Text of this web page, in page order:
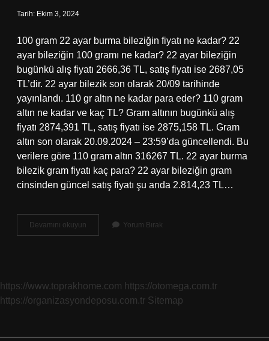
Tarih: Ekim 3, 2024
100 gram 22 ayar burma bileziğin fiyatı ne kadar? 22
ayar bileziğin 100 gramı ne kadar? 22 ayar bileziğin
bugünkü alış fiyatı 2666,36 TL, satış fiyatı ise 2687,05
TL’dir. 22 ayar bilezik son olarak 20/09 tarihinde
yayınlandı. 110 gr altın ne kadar para eder? 110 gram
altın ne kadar ve kaç TL? Gram altının bugünkü alış
fiyatı 2874,391 TL, satış fiyatı ise 2875,158 TL. Gram
altın son olarak 20.09.2024 – 23:59’da güncellendi. Bu
verilere göre 110 gram altın 316267 TL. 22 ayar burma
bilezik gram fiyatı kaç para? 22 ayar bileziğin gram
cinsinden güncel satış fiyatı şu anda 2.814,23 TL…
Devamını okuyun
Gram
Ne
Kadar
Yorum Bırak
https://www.toprakhome.com https://otomega.com.tr
https://organizasyondeposu.com.tr Sitemap